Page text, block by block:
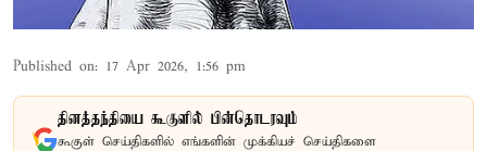
Published on: 17 Apr 2026, 1:56 pm
தினத்தந்தியை கூகுளில் பின்தொடரவும்
கூகுள் செய்திகளில் எங்களின் முக்கியச் செய்திகளை